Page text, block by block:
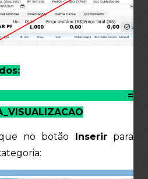
=
no botão Inserirpara